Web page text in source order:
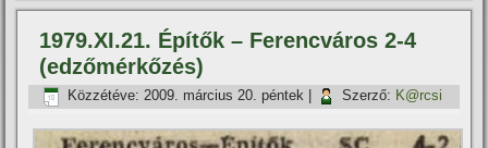
1979.XI.21. Építők – Ferencváros 2-4
(edzőmérkőzés)
Közzétéve: 2009. március 20. péntek Szerző: K@rcsi